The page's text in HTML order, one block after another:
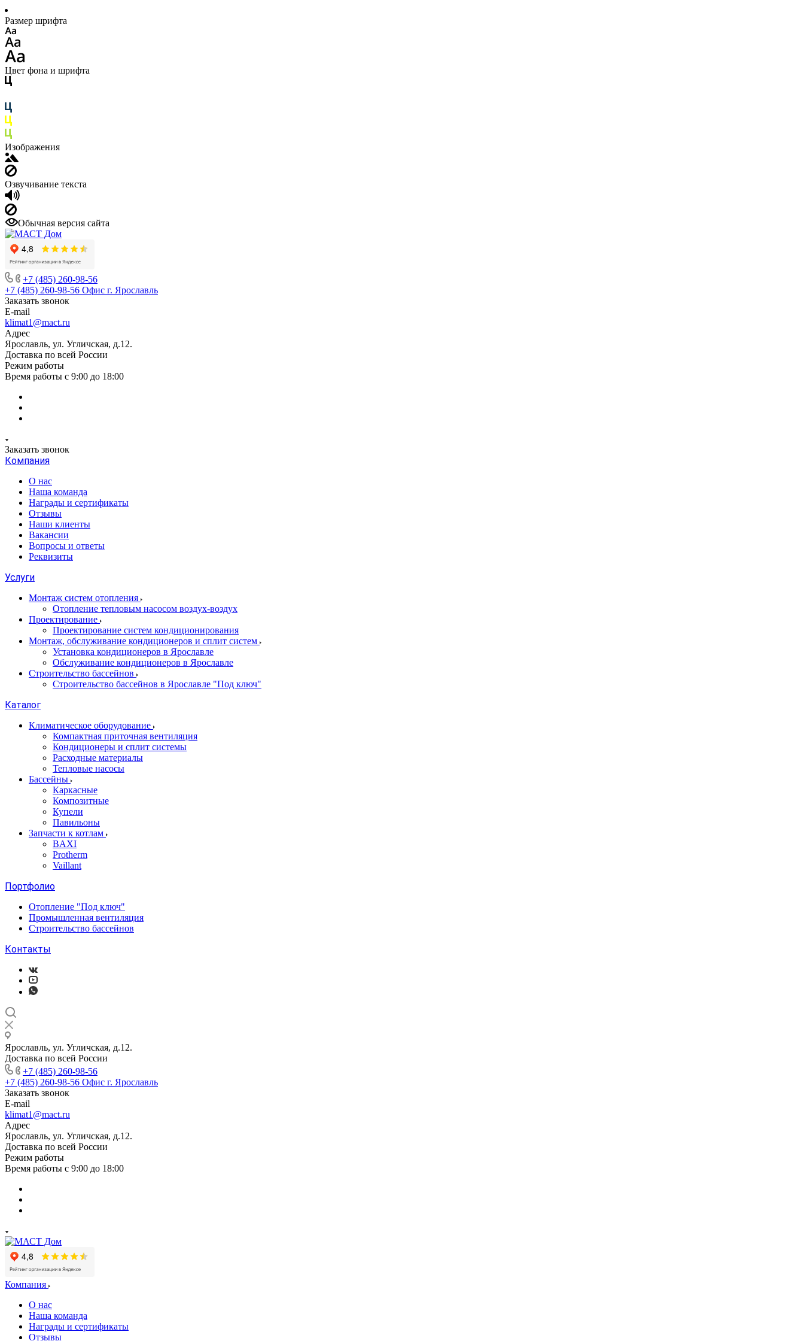
Размер шрифта
Цвет фона и шрифта
Изображения
Озвучивание текста
Обычная версия сайта
+7 (485) 260-98-56
+7 (485) 260-98-56 Офис г. Ярославль
Заказать звонок
E-mail
klimat1@mact.ru
Адрес
Ярославль, ул. Угличская, д.12.
Доставка по всей России
Режим работы
Время работы с 9:00 до 18:00
Заказать звонок
Компания
О нас
Наша команда
Награды и сертификаты
Отзывы
Наши клиенты
Вакансии
Вопросы и ответы
Реквизиты
Услуги
Монтаж систем отопления
Отопление тепловым насосом воздух-воздух
Проектирование
Проектирование систем кондиционирования
Монтаж, обслуживание кондиционеров и сплит систем
Установка кондиционеров в Ярославле
Обслуживание кондиционеров в Ярославле
Строительство бассейнов
Строительство бассейнов в Ярославле "Под ключ"
Каталог
Климатическое оборудование
Компактная приточная вентиляция
Кондиционеры и сплит системы
Расходные материалы
Тепловые насосы
Бассейны
Каркасные
Композитные
Купели
Павильоны
Запчасти к котлам
BAXI
Protherm
Vaillant
Портфолио
Отопление "Под ключ"
Промышленная вентиляция
Строительство бассейнов
Контакты
Ярославль, ул. Угличская, д.12.
Доставка по всей России
+7 (485) 260-98-56
+7 (485) 260-98-56 Офис г. Ярославль
Заказать звонок
E-mail
klimat1@mact.ru
Адрес
Ярославль, ул. Угличская, д.12.
Доставка по всей России
Режим работы
Время работы с 9:00 до 18:00
Компания
О нас
Наша команда
Награды и сертификаты
Отзывы